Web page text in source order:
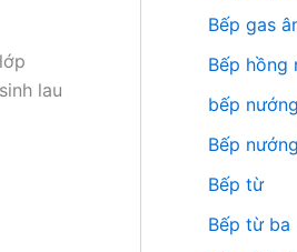
lau
Bếp gas
Bếp hồng
bếp
Bếp
Bếp từ
Bếp từ ba